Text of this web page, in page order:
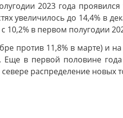
2023 года
увеличилось до 14,4% в
10,2% в первом полугодии
против 11,8% в марте) и
Еще в первой половине
распределение новых